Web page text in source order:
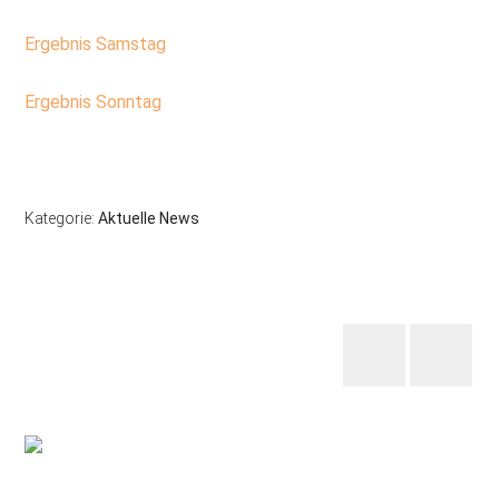
Ergebnis Samstag
Ergebnis Sonntag
Kategorie:Aktuelle News